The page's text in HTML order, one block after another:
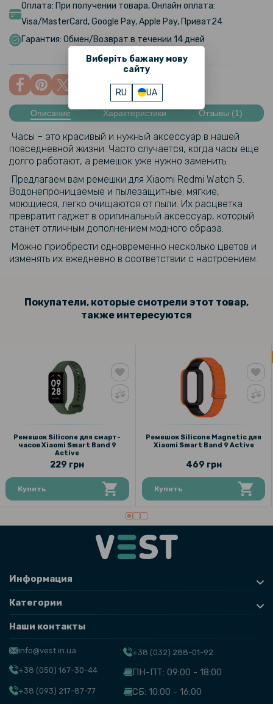
Виберіть бажану мову
сайту
RU UA
169 грн
199 грн
Чехол с защитным стеклом Protective Cover with Glass для Redmi
Оплата: При получении товара, Онлайн оплата:
Visa/MasterCard, Google Pay, Apple Pay, Приват24
Гарантия: Обмен/Возврат в течении 14 дней
Описание Характеристики Отзывы (1)
Часы – это красивый и нужный аксессуар в нашей
повседневной жизни. Часто случается, когда часы еще
долго работают, а ремешок уже нужно заменить.
Предлагаем вам ремешки для Xiaomi Redmi Watch 5.
Водонепроницаемые и пылезащитные; мягкие,
моющиеся, легко очищаются от пыли. Их расцветка
превратит гаджет в оригинальный аксессуар, который
станет отличным дополнением модного образа.
Можно приобрести одновременно несколько цветов и
изменять их ежедневно в соответствии с настроением.
Покупатели, которые смотрели этот товар,
также интересуются
Ремешок Silicone для смарт-
часов Xiaomi Smart Band 9
Active
229 грн
Купить
Ремешок Silicone Magnetic для
Xiaomi Smart Band 9 Active
469 грн
Купить
Информация
Категории
Наши контакты
info@vest.in.ua
+38 (050) 167-30-44
+38 (093) 217-87-77
+38 (032) 288-01-92
ПН-ПТ: 09:00 - 18:00
СБ: 10:00 - 16:00